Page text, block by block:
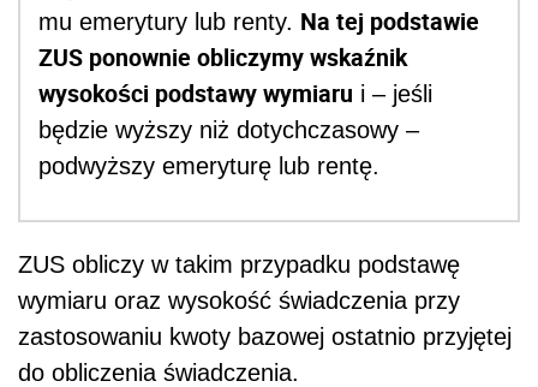
mu emerytury lub renty. Na tej podstawie
ZUS ponownie obliczymy wskaźnik
wysokości podstawy wymiaru i – jeśli
będzie wyższy niż dotychczasowy –
podwyższy emeryturę lub rentę.
ZUS obliczy w takim przypadku podstawę
wymiaru oraz wysokość świadczenia przy
zastosowaniu kwoty bazowej ostatnio przyjętej
do obliczenia świadczenia.